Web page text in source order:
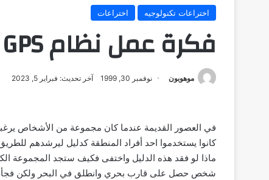
اختراعات تكنولوجيه اختراعات
فكرة عمل نظام GPS
موهوبون نوفمبر 30, 1999 آخر تحديث: فبراير 5, 2023
في العصور القديمة عندما كان مجموعة من الأشخاص
كانوا يستخدموا احد أفراد المنطقة كدليل ليرشدهم
ماذا لو فقد هذه الدليل واختفى فكيف ستجد المجموعة
شخص حصل على قارب بحري وانطلق في البحر ولكن فجأة